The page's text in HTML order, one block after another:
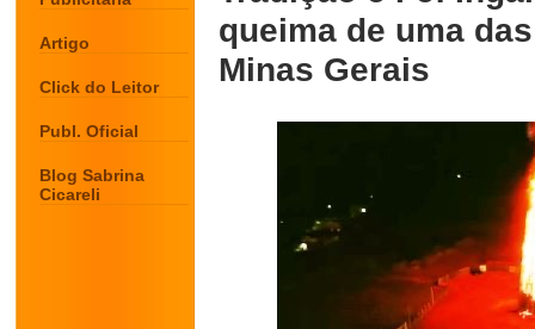
Artigo
Click do Leitor
Publ. Oficial
Blog Sabrina
Cicareli
queima de uma
Minas Gerais